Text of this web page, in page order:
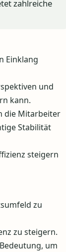
zahlreiche
Einklang
und
kann.
die Mitarbeiter
Stabilität
steigern
zu
zu steigern.
um